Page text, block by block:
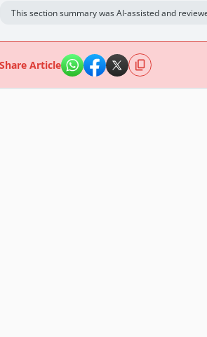
This section summary was AI-assisted and
Share Article